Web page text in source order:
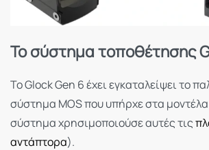
Το σύστημα τοποθέτησης
Το Glock Gen 6 έχει εγκαταλείψει το
σύστημα MOS που υπήρχε στα
σύστημα χρησιμοποιούσε αυτές τις
αντάπτορα).